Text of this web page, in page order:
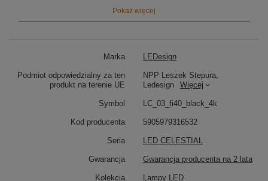
jednocześnie dbając o odpowiednią ilość światła do
codziennych czynności.
Dzięki nowoczesnej technologii LED, lampa ta jest nie
tylko energooszczędna, ale także niezwykle trwała, co
pozwala na długotrwałe użytkowanie bez
konieczności częstej wymiany źródeł
Regulowana wysokość każdego z okręgów
indywidualnych potrzeb, tworząc idealne warunki w
każdym wnętrzu.
Pokaż więcej
Marka LEDesign
Podmiot odpowiedzialny za ten
produkt na terenie UE
NPP Leszek Stepura,
Ledesign
Więcej
Symbol LC_03_fi40_black_4k
Kod producenta 5905979316532
Seria LED CELESTIAL
Gwarancja Gwarancja producenta na 2 lata
Kolekcja Lampy LED